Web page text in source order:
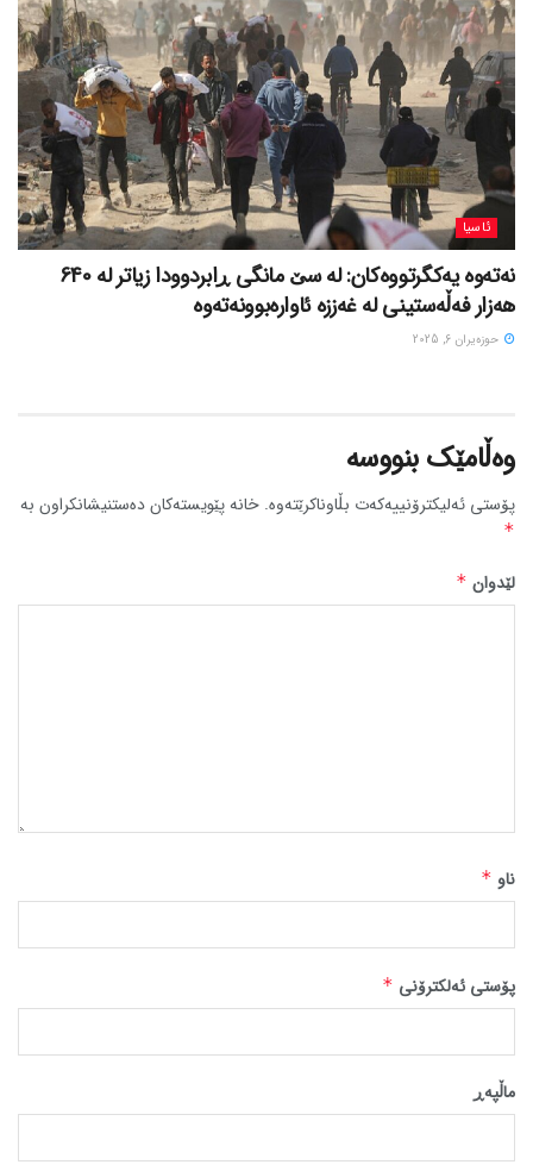
ئاسیا
نەتەوە یەکگرتووەکان: لە سێ مانگی ڕابردوودا زیاتر لە 640
هەزار فەڵەستینی لە غەززە ئاوارەبوونەتەوە
حوزه‌یران 6, 2025
وەڵامێک بنووسە
پۆستی ئەلیکترۆنییەکەت بڵاوناکرێتەوە. خانە پێویستەکان دەستنیشانکراون بە
*
لێدوان *
ناو *
پۆستی ئەلکترۆنی *
ماڵپه‌ڕ